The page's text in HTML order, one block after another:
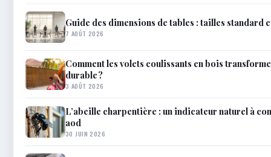
Guide des dimensions de tables : tailles
7 AOÛT 2026
Comment les volets coulissants en bois
durable ?
3 AOÛT 2026
L’abeille charpentière : un indicateur naturel à
aod
30 JUIN 2026